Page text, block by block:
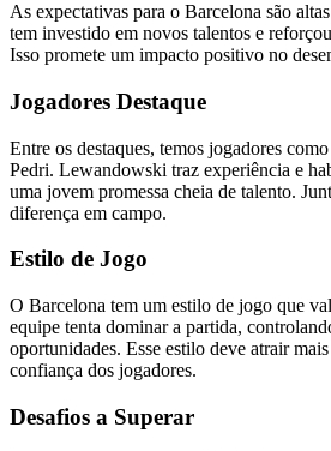
As expectativas para o Barcelona são
tem investido em novos talentos e
Isso promete um impacto positivo no
Jogadores Destaque
Entre os destaques, temos jogadores
Pedri. Lewandowski traz experiência e
uma jovem promessa cheia de talento.
diferença em campo.
Estilo de Jogo
O Barcelona tem um estilo de jogo que
equipe tenta dominar a partida,
oportunidades. Esse estilo deve atrair
confiança dos jogadores.
Desafios a Superar